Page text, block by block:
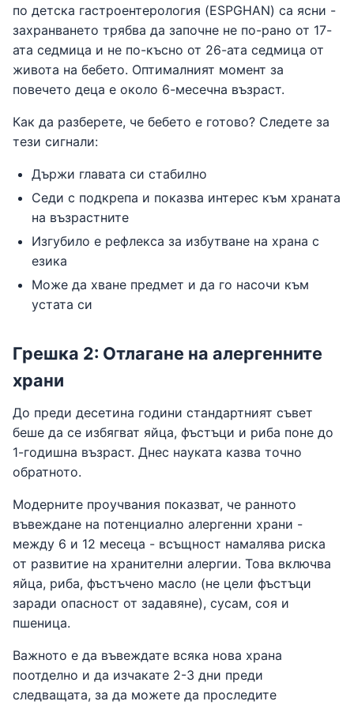
по детска гастроентерология (ESPGHAN) са ясни -
захранването трябва да започне не по-рано от 17-
ата седмица и не по-късно от 26-ата седмица от
живота на бебето. Оптималният момент за
повечето деца е около 6-месечна възраст.
Как да разберете, че бебето е готово? Следете за
тези сигнали:
Държи главата си стабилно
Седи с подкрепа и показва интерес към храната
на възрастните
Изгубило е рефлекса за избутване на храна с
езика
Може да хване предмет и да го насочи към
устата си
Грешка 2: Отлагане на алергенните
храни
До преди десетина години стандартният съвет
беше да се избягват яйца, фъстъци и риба поне до
1-годишна възраст. Днес науката казва точно
обратното.
Модерните проучвания показват, че ранното
въвеждане на потенциално алергенни храни -
между 6 и 12 месеца - всъщност намалява риска
от развитие на хранителни алергии. Това включва
яйца, риба, фъстъчено масло (не цели фъстъци
заради опасност от задавяне), сусам, соя и
пшеница.
Важното е да въвеждате всяка нова храна
поотделно и да изчакате 2-3 дни преди
следващата, за да можете да проследите